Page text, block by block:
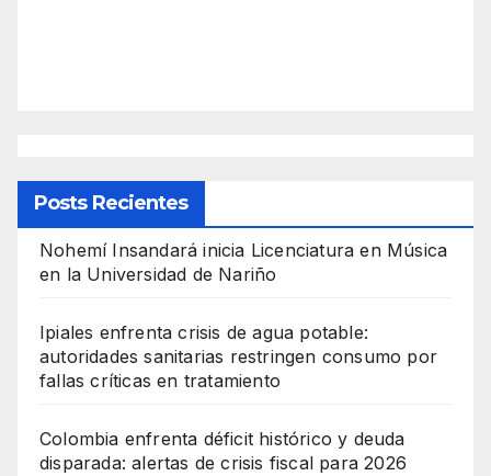
Posts Recientes
Nohemí Insandará inicia Licenciatura en Música
en la Universidad de Nariño
Ipiales enfrenta crisis de agua potable:
autoridades sanitarias restringen consumo por
fallas críticas en tratamiento
Colombia enfrenta déficit histórico y deuda
disparada: alertas de crisis fiscal para 2026